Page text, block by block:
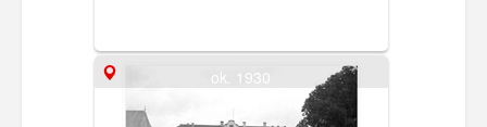
ok. 1930